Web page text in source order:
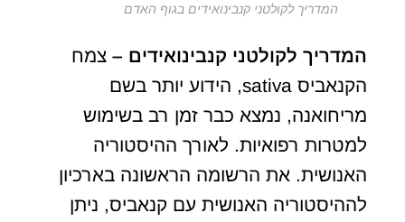
המדריך לקולטני קנבינואידים בגוף האדם
המדריך לקולטני קנבינואידים –צמח
הקנאביס sativa, הידוע יותר בשם
מריחואנה, נמצא כבר זמן רב בשימוש
למטרות רפואיות. לאורך ההיסטוריה
האנושית. את הרשומה הראשונה בארכיון
לההיסטוריה האנושית עם קנאביס, ניתן